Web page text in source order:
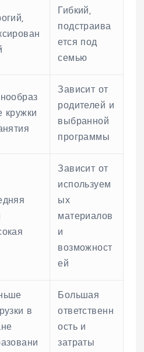
Гибкий,
подстраива
ется под
семью
кружки
Зависит от
родителей и
выбранной
программы
Зависит от
используем
ых
материалов
и
возможност
ей
в
Большая
ответственн
ость и
затраты